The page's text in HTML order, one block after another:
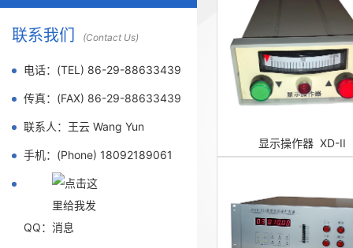
联系我们 (Contact Us)
电话：(TEL) 86-29-88633439
传真：(FAX) 86-29-88633439
联系人：王云 Wang Yun
手机：(Phone) 18092189061
QQ：
显示操作器 XD-II